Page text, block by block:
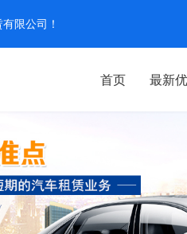
首页 最新
限公司！